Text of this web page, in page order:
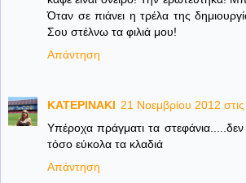
Όταν σε πιάνει η τρέλα της
Σου στέλνω τα φιλιά μου!
Απάντηση
ΚΑΤΕΡΙΝΑΚΙ 21 Νοεμβρίου 2012
Υπέροχα πράγματι τα στεφάνια.....δεν
τόσο εύκολα τα κλαδιά
Απάντηση